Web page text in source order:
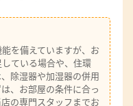
を備えていますが、お
ている場合や、住環
除湿器や加湿器の併用
、お部屋の条件に合っ
の専門スタッフまでお